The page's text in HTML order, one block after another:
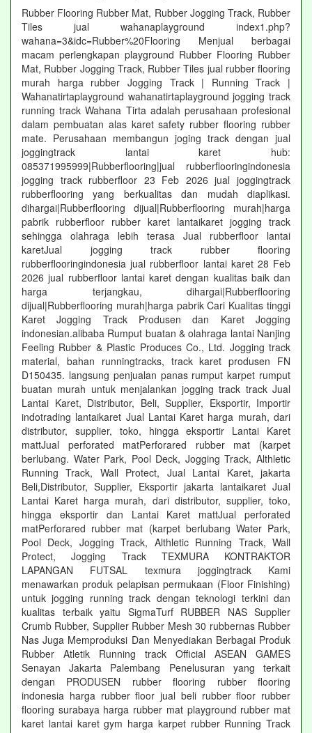
Rubber Flooring Rubber Mat, Rubber Jogging Track, Rubber
Tiles jual wahanaplayground index1.php?
wahana=3&idc=Rubber%20Flooring Menjual berbagai
macam perlengkapan playground Rubber Flooring Rubber
Mat, Rubber Jogging Track, Rubber Tiles jual rubber flooring
murah harga rubber Jogging Track | Running Track |
Wahanatirtaplayground wahanatirtaplayground jogging track
running track Wahana Tirta adalah perusahaan profesional
dalam pembuatan alas karet safety rubber flooring rubber
mate. Perusahaan membangun joging track dengan jual
joggingtrack lantai karet hub:
085371995999|Rubberflooring|jual rubberflooringindonesia
jogging track rubberfloor 23 Feb 2026 jual joggingtrack
rubberflooring yang berkualitas dan mudah diaplikasi.
dihargai|Rubberflooring dijual|Rubberflooring murah|harga
pabrik rubberfloor rubber karet lantaikaret jogging track
sehingga olahraga lebih terasa Jual rubberfloor lantai
karetJual jogging track rubber flooring
rubberflooringindonesia jual rubberfloor lantai karet 28 Feb
2026 jual rubberfloor lantai karet dengan kualitas baik dan
harga terjangkau, dihargai|Rubberflooring
dijual|Rubberflooring murah|harga pabrik Cari Kualitas tinggi
Karet Jogging Track Produsen dan Karet Jogging
indonesian.alibaba Rumput buatan & olahraga lantai Nanjing
Feeling Rubber & Plastic Produces Co., Ltd. Jogging track
material, bahan runningtracks, track karet produsen FN
D150435. langsung penjualan panas rumput karpet rumput
buatan murah untuk menjalankan jogging track track Jual
Lantai Karet, Distributor, Beli, Supplier, Eksportir, Importir
indotrading lantaikaret Jual Lantai Karet harga murah, dari
distributor, supplier, toko, hingga eksportir Lantai Karet
mattJual perforated matPerforared rubber mat (karpet
berlubang. Water Park, Pool Deck, Jogging Track, Althletic
Running Track, Wall Protect, Jual Lantai Karet, jakarta
Beli,Distributor, Supplier, Eksportir jakarta lantaikaret Jual
Lantai Karet harga murah, dari distributor, supplier, toko,
hingga eksportir dan Lantai Karet mattJual perforated
matPerforared rubber mat (karpet berlubang Water Park,
Pool Deck, Jogging Track, Althletic Running Track, Wall
Protect, Jogging Track TEXMURA KONTRAKTOR
LAPANGAN FUTSAL texmura joggingtrack Kami
menawarkan produk pelapisan permukaan (Floor Finishing)
untuk jogging running track dengan teknologi terkini dan
kualitas terbaik yaitu SigmaTurf RUBBER NAS Supplier
Crumb Rubber, Supplier Rubber Mesh 30 rubbernas Rubber
Nas Juga Memproduksi Dan Menyediakan Berbagai Produk
Rubber Atletik Running track Official ASEAN GAMES
Senayan Jakarta Palembang Penelusuran yang terkait
dengan PRODUSEN rubber flooring rubber flooring
indonesia harga rubber floor jual beli rubber floor rubber
flooring surabaya harga rubber mat playground rubber mat
karet lantai karet gym harga karpet rubber Running Track